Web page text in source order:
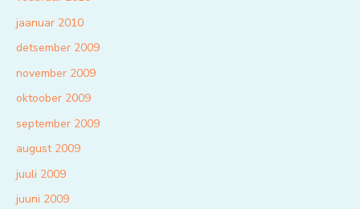
jaanuar 2010
detsember 2009
november 2009
oktoober 2009
september 2009
august 2009
juuli 2009
juuni 2009